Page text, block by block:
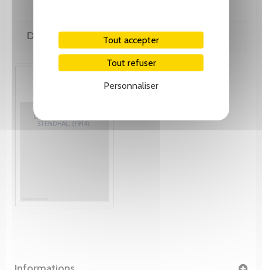
Tout accepter
Tout refuser
Personnaliser
DE MÊME AUTEUR(E)